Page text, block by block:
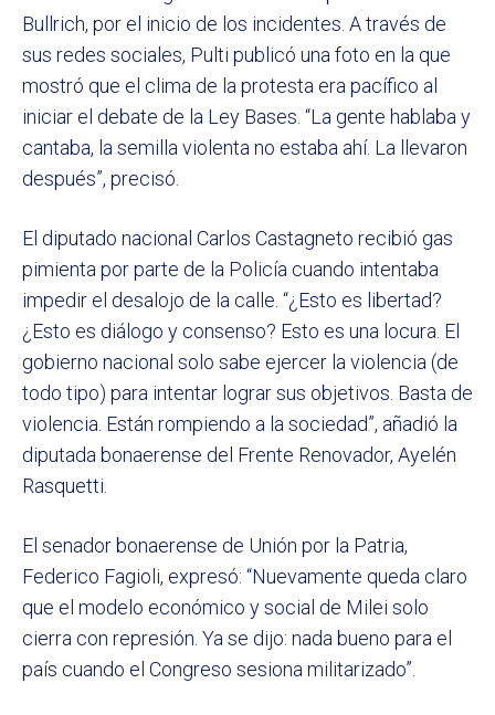
Bullrich, por el inicio de los incidentes. A través de
sus redes sociales, Pulti publicó una foto en la que
mostró que el clima de la protesta era pacífico al
iniciar el debate de la Ley Bases. “La gente hablaba y
cantaba, la semilla violenta no estaba ahí. La llevaron
después”, precisó.
El diputado nacional Carlos Castagneto recibió gas
pimienta por parte de la Policía cuando intentaba
impedir el desalojo de la calle. “¿Esto es libertad?
¿Esto es diálogo y consenso? Esto es una locura. El
gobierno nacional solo sabe ejercer la violencia (de
todo tipo) para intentar lograr sus objetivos. Basta de
violencia. Están rompiendo a la sociedad”, añadió la
diputada bonaerense del Frente Renovador, Ayelén
Rasquetti.
El senador bonaerense de Unión por la Patria,
Federico Fagioli, expresó: “Nuevamente queda claro
que el modelo económico y social de Milei solo
cierra con represión. Ya se dijo: nada bueno para el
país cuando el Congreso sesiona militarizado”.